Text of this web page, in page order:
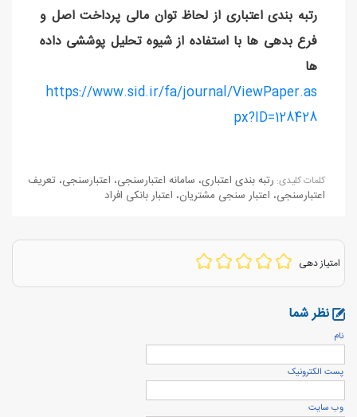
رتبه بندی اعتباری از لحاظ توان مالی پرداخت اصل و
فرع بدهی ها با استفاده از شیوه تحلیل پوششی داده
ها
https://www.sid.ir/fa/journal/ViewPaper.as
px?ID=128428
كلمات كليدی: رتبه بندی اعتباری، سامانه اعتبارسنجی، اعتبارسنجی، تعریف
اعتبارسنجی، اعتبار سنجی مشتریان، اعتبار بانکی افراد
امتیاز دهی
نظر شما
نام
پست الكترونيک
وب سایت